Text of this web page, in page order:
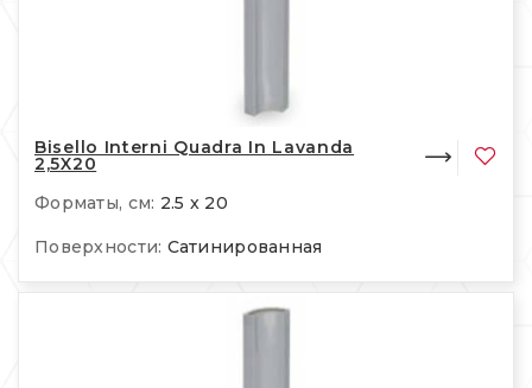
Bisello Interni Quadra In Lavanda
2,5X20
Форматы, см: 2.5 x 20
Поверхности: Сатинированная